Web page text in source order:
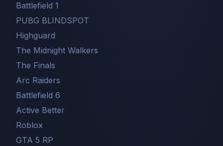
Battlefield 1
PUBG BLINDSPOT
Highguard
The Midnight Walkers
The Finals
Arc Raiders
Battlefield 6
Active Better
Roblox
GTA 5 RP